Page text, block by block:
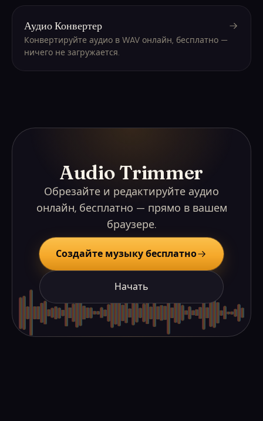
Аудио Конвертер
Конвертируйте аудио в WAV онлайн, бесплатно —
ничего не загружается.
Audio Trimmer
Обрезайте и редактируйте аудио
онлайн, бесплатно — прямо в вашем
браузере.
Создайте музыку бесплатно
Начать